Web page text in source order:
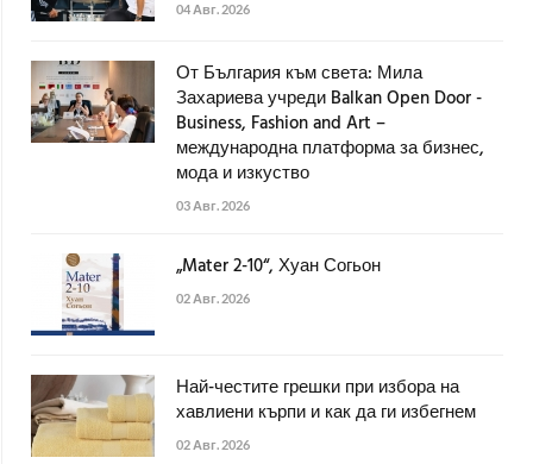
04 Авг. 2026
От България към света: Мила
Захариева учреди Balkan Open Door -
Business, Fashion and Art –
международна платформа за бизнес,
мода и изкуство
03 Авг. 2026
„Mater 2-10“, Хуан Согьон
02 Авг. 2026
Най-честите грешки при избора на
хавлиени кърпи и как да ги избегнем
02 Авг. 2026